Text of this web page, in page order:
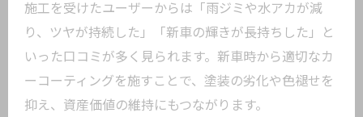
施工を受けたユーザーからは「雨ジミや水アカが減
り、ツヤが持続した」「新車の輝きが長持ちした」と
いった口コミが多く見られます。新車時から適切なカ
ーコーティングを施すことで、塗装の劣化や色褪せを
抑え、資産価値の維持にもつながります。